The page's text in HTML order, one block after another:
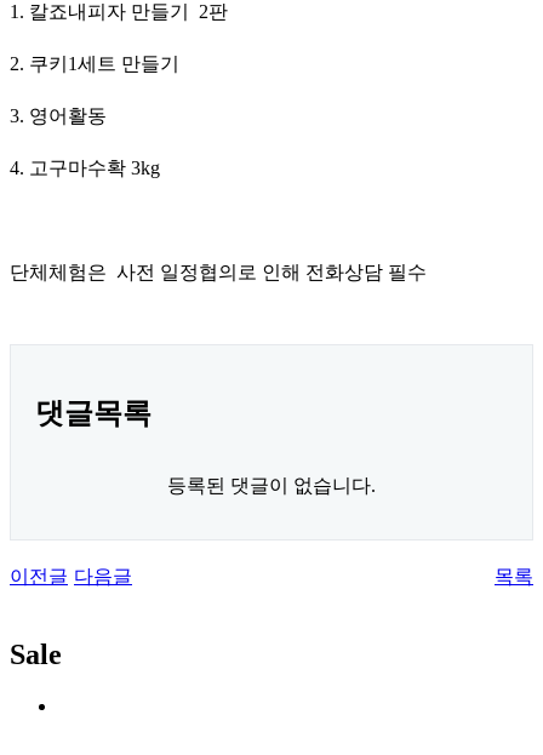
1. 칼죠내피자 만들기 2판
2. 쿠키1세트 만들기
3. 영어활동
4. 고구마수확 3kg
단체체험은 사전 일정협의로 인해 전화상담 필수
댓글목록
등록된 댓글이 없습니다.
이전글 다음글 목록
Sale